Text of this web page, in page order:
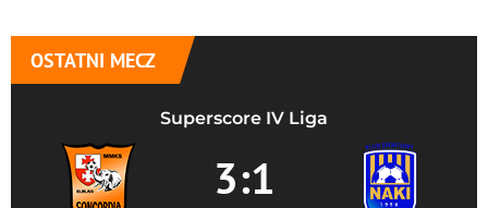
OSTATNI MECZ
Superscore IV Liga
3:1